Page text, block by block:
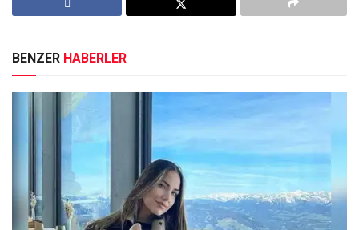
BENZER HABERLER